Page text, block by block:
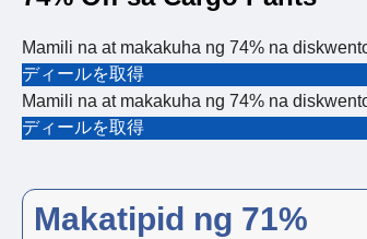
Mamili na at makakuha ng 74% na
ディールを取得
Mamili na at makakuha ng 74% na
ディールを取得
Makatipid ng 71%